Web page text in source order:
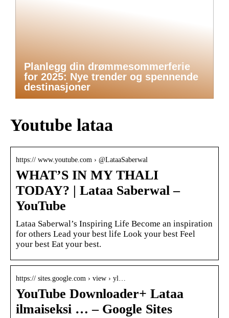
Planlegg din drømmesommerferie
for 2025: Nye trender og spennende
destinasjoner
Youtube lataa
https:// www.youtube.com › @LataaSaberwal
WHAT’S IN MY THALI
TODAY? | Lataa Saberwal –
YouTube
Lataa Saberwal’s Inspiring Life Become an inspiration
for others Lead your best life Look your best Feel
your best Eat your best.
https:// sites.google.com › view › yl…
YouTube Downloader+ Lataa
ilmaiseksi … – Google Sites